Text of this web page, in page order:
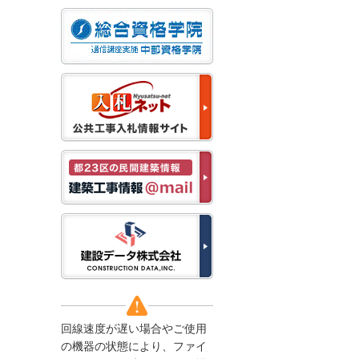
から通常通り運営いたし
ます。
2025/12/22
●年末年始に伴う情報更
新停止のお知らせ●
建設資料館をご利用いた
だき、誠に有難うござい
ます。
下記の期間につきまし
て、弊社休業のため情報
更新を停止させていただ
きます。
【期間】１２月２７日
(土)～１月４日(日)
上記の期間、情報の更新
がされませんので、ご了
承のほど、よろしくお願
なお、情報は１月５日
(月)より登録されます。
2025/08/04
回線速度が遅い場合やご使用
の機器の状態により、ファイ